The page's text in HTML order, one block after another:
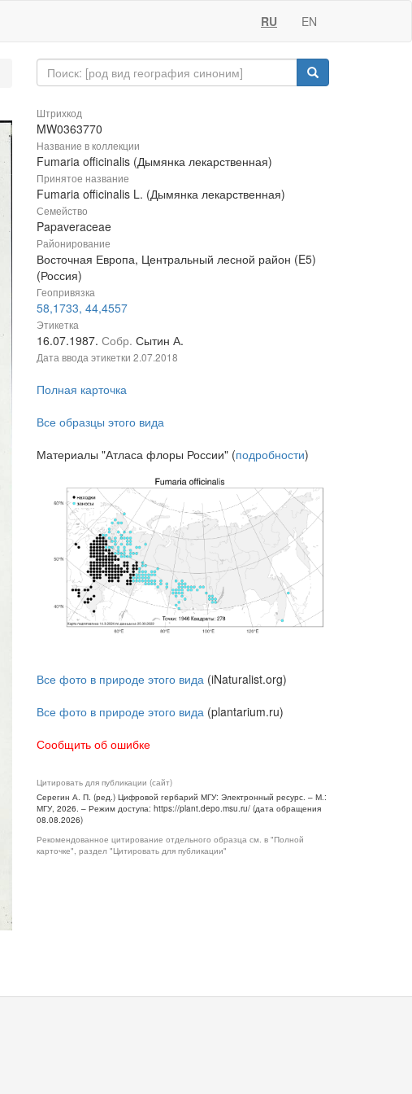
RU EN
Штрихкод
MW0363770
Название в коллекции
Fumaria officinalis (Дымянка лекарственная)
Принятое название
Fumaria officinalis L. (Дымянка лекарственная)
Семейство
Papaveraceae
Районирование
Восточная Европа, Центральный лесной район (E5)
(Россия)
Геопривязка
58,1733, 44,4557
Этикетка
16.07.1987. Собр. Сытин А.
Дата ввода этикетки 2.07.2018
Полная карточка
Все образцы этого вида
Материалы "Атласа флоры России" (подробности)
Все фото в природе этого вида (iNaturalist.org)
Все фото в природе этого вида (plantarium.ru)
Сообщить об ошибке
Цитировать для публикации (сайт)
Серегин А. П. (ред.) Цифровой гербарий МГУ: Электронный ресурс. – М.:
МГУ, 2026. – Режим доступа: https://plant.depo.msu.ru/ (дата обращения
08.08.2026)
Рекомендованное цитирование отдельного образца см. в "Полной
карточке", раздел "Цитировать для публикации"